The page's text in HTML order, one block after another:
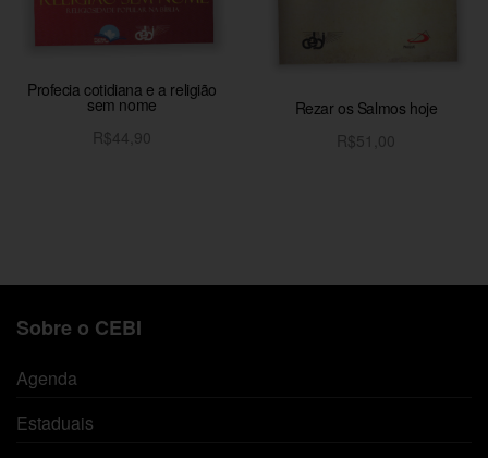
Profecia cotidiana e a religião
sem nome
R$44,90
Rezar os Salmos hoje
R$51,00
Sobre o CEBI
Agenda
Estaduais